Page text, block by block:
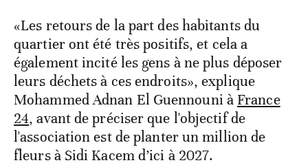
«Les retours de la part des habitants du
quartier ont été très positifs, et cela a
également incité les gens à ne plus déposer
leurs déchets à ces endroits», explique
Mohammed Adnan El Guennouni à France
24, avant de préciser que l'objectif de
l'association est de planter un million de
fleurs à Sidi Kacem d’ici à 2027.